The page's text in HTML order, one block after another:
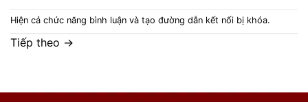
Hiện cả chức năng bình luận và tạo đường dẫn kết nối bị khóa.
Tiếp theo →